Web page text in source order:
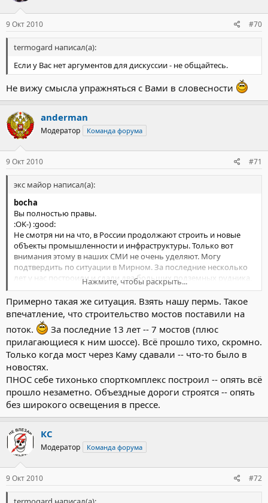
9 Окт 2010 #70
termogard написал(а):
Если у Вас нет аргументов для дискуссии - не общайтесь.
Не вижу смысла упражняться с Вами в словесности
anderman
Модератор Команда форума
9 Окт 2010 #71
экс майор написал(а):
bocha
Вы полностью правы.
:OK-) :good:
Не смотря ни на что, в России продолжают строить и новые
обЪекты промышленности и инфраструктуры. Только вот
внимания этому в наших СМИ не очень уделяют. Могу
подтвердить по ситуации в Мирном. За последние несколько
лет у нас построили и сдали два больших подземных рудника,
строятся еще два. А когда посылаем материалы (готовые) на
центральные каналы, то в ответ слышим - ПЛАТИТЕ (и много
много нулей!). Зато если самолет упадет, или там еще какое
ЧП, телефоны оборвут и БАЛЬШИЕ гонорары обещают...
Нажмите, чтобы раскрыть...
Примерно такая же ситуация. Взять нашу пермь. Такое
впечатление, что строительство мостов поставили на
поток.
За последние 13 лет -- 7 мостов (плюс
прилагающиеся к ним шоссе). Всё прошло тихо, скромно.
Только когда мост через Каму сдавали -- что-то было в
новостях.
ПНОС себе тихонько спорткомплекс построил -- опять всё
прошло незаметно. Объездные дороги строятся -- опять
без широкого освещения в прессе.
КС
Модератор Команда форума
9 Окт 2010 #72